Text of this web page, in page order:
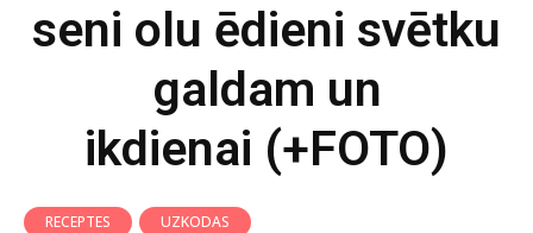
seni olu ēdieni svētku
galdam un
ikdienai (+FOTO)
RECEPTES
UZKODAS